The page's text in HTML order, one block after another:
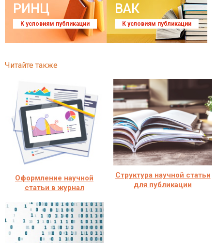
РИНЦ
К условиям публикации
ВАК
К условиям публикации
Читайте также
Оформление научной
статьи в журнал
Структура научной статьи
для публикации